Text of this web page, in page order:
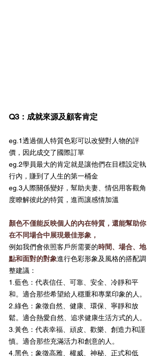
Q3：成就來源及顧客肯定
eg.1透過個人特質色彩可以改變對人物的評
價，因此成交了國際訂單
eg.2學員最大的肯定就是讓他們在目標設定執
行內，賺到了人生的第一桶金
eg.3人際關係變好，幫助夫妻、情侶用客觀角
度瞭解彼此的特質，進而讓感情加溫
顏色不僅能反映個人的內在特質，還能幫助你
在不同場合中展現最佳形象，
例如我們會依照客戶所需要的時間、場合、地
點和面對的對象進行色彩形象及風格的搭配調
整建議：
1.藍色：代表信任、可靠、安全、冷靜和平
和。適合那些希望給人穩重和專業印象的人。
2.綠色：象徵自然、健康、環保、寧靜和放
鬆。適合熱愛自然、追求健康生活方式的人。
3.黃色：代表幸福、頑皮、歡樂、創造力和謹
慎。適合那些充滿活力和創意的人。
4.黑色：象徵高雅、權威、神秘、正式和低